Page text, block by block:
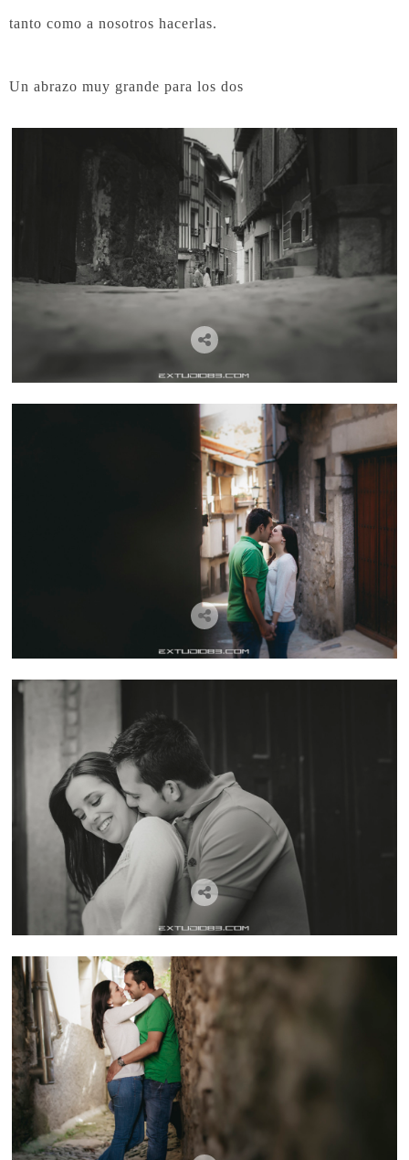
tanto como a nosotros hacerlas.
Un abrazo muy grande para los dos